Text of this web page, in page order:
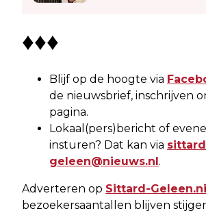
♦♦♦
Blijf op de hoogte via
de nieuwsbrief, inschrijven
pagina.
Lokaal(pers)bericht of
insturen? Dat kan via
geleen@nieuws.nl.
Adverteren op Sittard-
bezoekersaantallen blijven